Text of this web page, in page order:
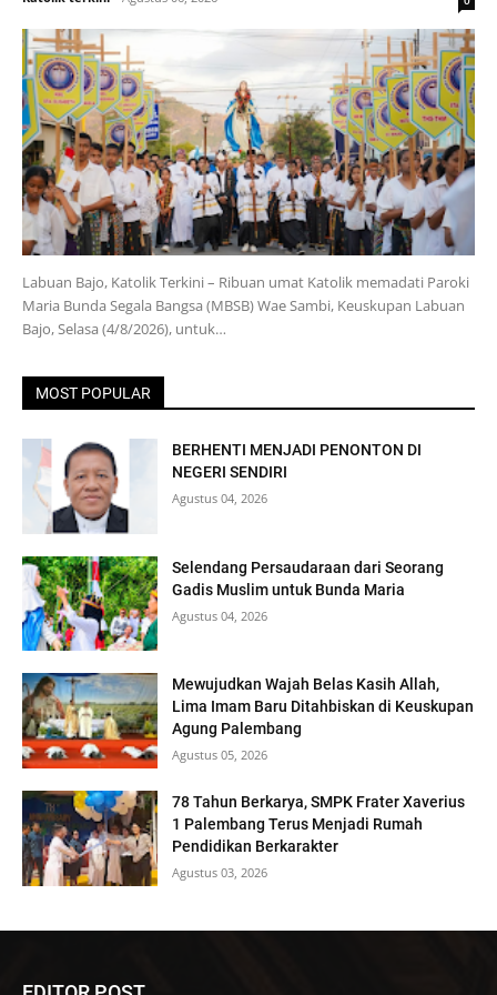
Labuan Bajo, Katolik Terkini – Ribuan umat Katolik memadati Paroki
Maria Bunda Segala Bangsa (MBSB) Wae Sambi, Keuskupan Labuan
Bajo, Selasa (4/8/2026), untuk…
MOST POPULAR
BERHENTI MENJADI PENONTON DI
NEGERI SENDIRI
Agustus 04, 2026
Selendang Persaudaraan dari Seorang
Gadis Muslim untuk Bunda Maria
Agustus 04, 2026
Mewujudkan Wajah Belas Kasih Allah,
Lima Imam Baru Ditahbiskan di Keuskupan
Agung Palembang
Agustus 05, 2026
78 Tahun Berkarya, SMPK Frater Xaverius
1 Palembang Terus Menjadi Rumah
Pendidikan Berkarakter
Agustus 03, 2026